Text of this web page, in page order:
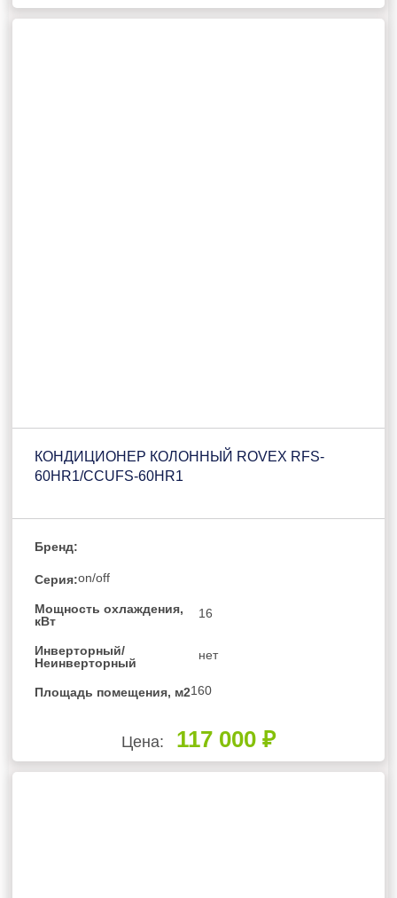
КОНДИЦИОНЕР КОЛОННЫЙ ROVEX RFS-
60HR1/CCUFS-60HR1
Бренд:
Серия:on/off
Мощность охлаждения,
кВт
16
Инверторный/
Неинверторный
нет
Площадь помещения, м2160
Цена: 117 000 ₽